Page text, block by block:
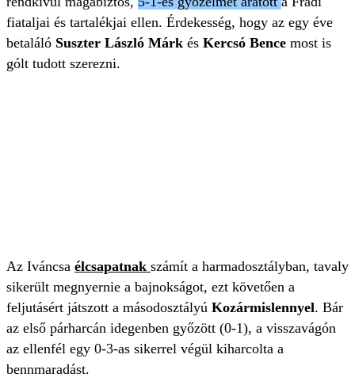
fiataljai és tartalékjai ellen. Érdekesség, hogy az egy éve
betaláló Suszter László Márk és Kercsó Bence most is
gólt tudott szerezni.
Az Iváncsa élcsapatnak számít a harmadosztályban, tavaly
sikerült megnyernie a bajnokságot, ezt követően a
feljutásért játszott a másodosztályú Kozármislennyel. Bár
az első párharcán idegenben győzött (0-1), a visszavágón
az ellenfél egy 0-3-as sikerrel végül kiharcolta a
bennmaradást.